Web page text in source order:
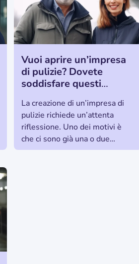
Vuoi aprire un’impresa
di pulizie? Dovete
soddisfare questi
La creazione di un’impresa di
pulizie richiede un’attenta
riflessione. Uno dei motivi è
che ci sono già una o due
imprese di pulizia. D’altra